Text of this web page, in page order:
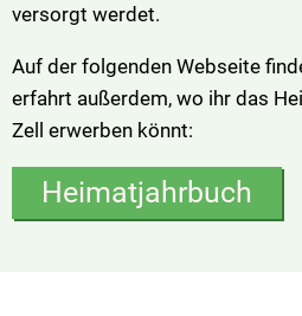
versorgt werdet.
Auf der folgenden Webseite
erfahrt außerdem, wo ihr das
Zell erwerben könnt:
Heimatjahrbuch